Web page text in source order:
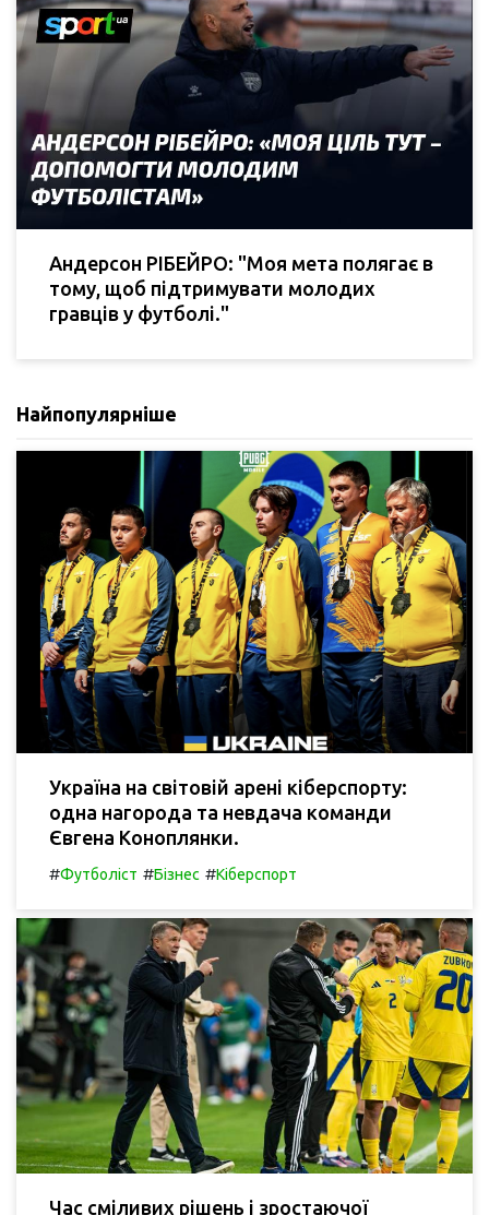
Андерсон РІБЕЙРО: "Моя мета полягає в
тому, щоб підтримувати молодих
гравців у футболі."
Найпопулярніше
Україна на світовій арені кіберспорту:
одна нагорода та невдача команди
Євгена Коноплянки.
#Футболіст #Бізнес #Кіберспорт
Час сміливих рішень і зростаючої